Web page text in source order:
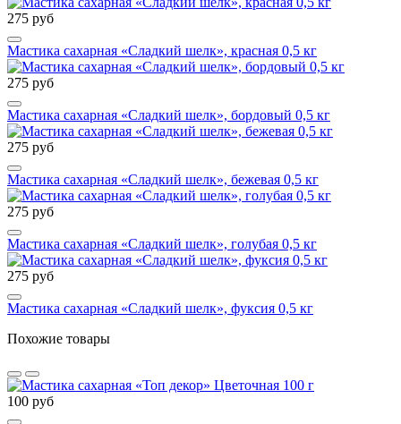
275 руб
Мастика сахарная «Сладкий шелк», красная 0,5 кг
275 руб
Мастика сахарная «Сладкий шелк», бордовый 0,5 кг
275 руб
Мастика сахарная «Сладкий шелк», бежевая 0,5 кг
275 руб
Мастика сахарная «Сладкий шелк», голубая 0,5 кг
275 руб
Мастика сахарная «Сладкий шелк», фуксия 0,5 кг
Похожие товары
100 руб